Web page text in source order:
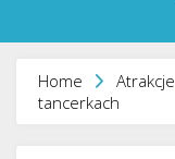
Home Atrakcje
tancerkach